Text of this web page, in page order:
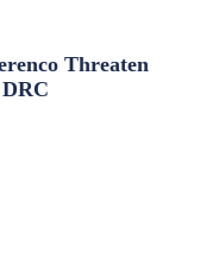
Threaten